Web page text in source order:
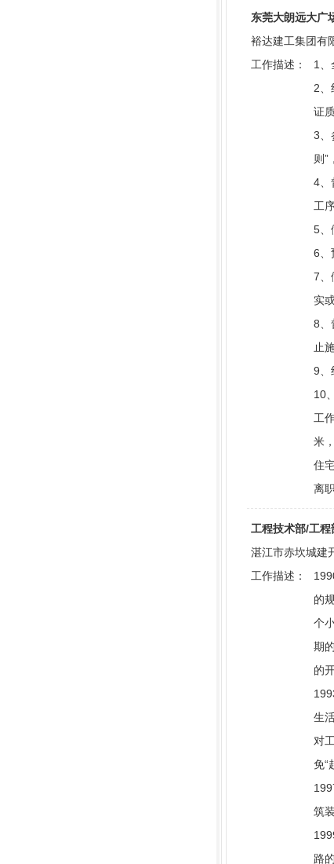
东莞大朗远大
裕达建工集团有
工作描述：
1、
2、
证
3、
则”
4、
工
5、
6、
7、
实
8、
止
9、
10
工
米
住
离
工程技术部/工
湛江市赤坎城建
工作描述：
的
个
期
的
生
对
免“
筑
路